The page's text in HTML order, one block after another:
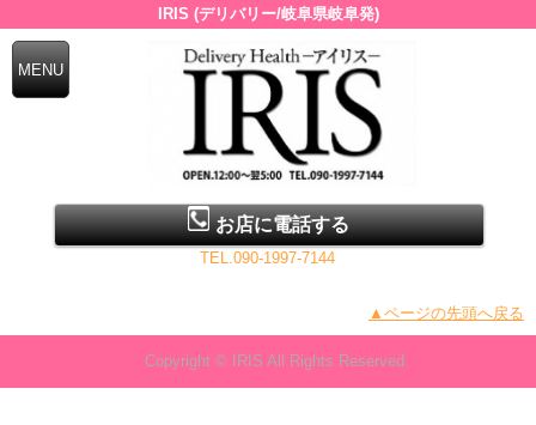
IRIS (デリバリー/岐阜県岐阜発)
お店に電話する
TEL.090-1997-7144
▲ページの先頭へ戻る
Copyright © IRIS All Rights Reserved.